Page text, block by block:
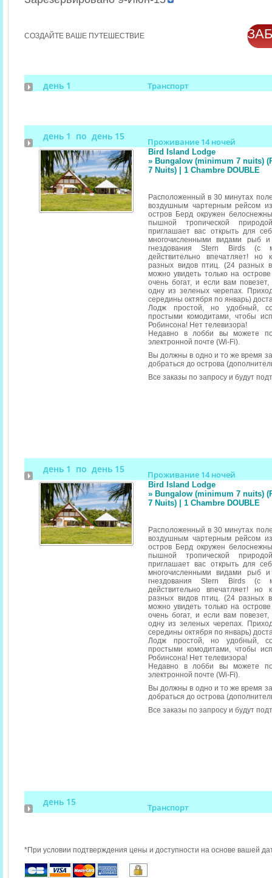
СОЗДАЙТЕ ВАШЕ ПУТЕШЕСТВИЕ
день 1 Транспорт
день 1 по день 15 Проживание 14 ночей
Bird Island Lodge
» Bungalow (minimum 7 nuits)
7 Nuits) | 1 Chambre DOUBLE
Расположенный в 30 минутах
воздушным чартерным рейсом
остров Берд окружен
пышной тропической
приглашает вас открыть для
многочисленными видами рыб
гнездования Stern Birds (с
действительно впечатляет! но
разных видов птиц. (24 разных
можно увидеть только на
очень богат, и если вам
одну из зеленых черепах.
середины октября по январь)
Лодж простой, но удобный,
простыми комодитами, чтобы
Робинсона! Нет телевизора!
Недавно в лобби вы можете
электронной почте (Wi-Fi).
Вы должны в одно и то же время
добраться до острова
Все заказы по запросу и будут
день 1 по день 15 Проживание 14 ночей
Bird Island Lodge
» Bungalow (minimum 7 nuits)
7 Nuits) | 1 Chambre DOUBLE
Расположенный в 30 минутах
воздушным чартерным рейсом
остров Берд окружен
пышной тропической
приглашает вас открыть для
многочисленными видами рыб
гнездования Stern Birds (с
действительно впечатляет! но
разных видов птиц. (24 разных
можно увидеть только на
очень богат, и если вам
одну из зеленых черепах.
середины октября по январь)
Лодж простой, но удобный,
простыми комодитами, чтобы
Робинсона! Нет телевизора!
Недавно в лобби вы можете
электронной почте (Wi-Fi).
Вы должны в одно и то же время
добраться до острова
Все заказы по запросу и будут
день 15 Транспорт
*При условии подтверждения цены и доступности на основе вашей